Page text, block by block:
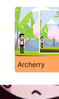
Archerry